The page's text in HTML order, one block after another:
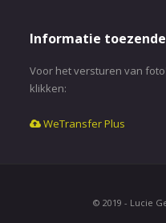
Informatie
Voor het versturen van
klikken:
WeTransfer Plus
© 2019 - Lucie